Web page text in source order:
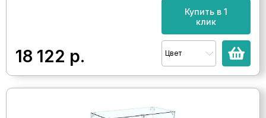
18 122 р.
Купить в 1
клик
Цвет